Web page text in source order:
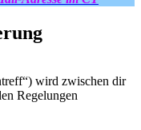
wird zwischen dir
Regelungen